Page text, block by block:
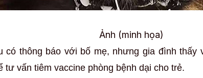
Ảnh (minh họa)
có thông báo với bố mẹ, nhưng gia đình thấy
tư vấn tiêm vaccine phòng bệnh dại cho trẻ.